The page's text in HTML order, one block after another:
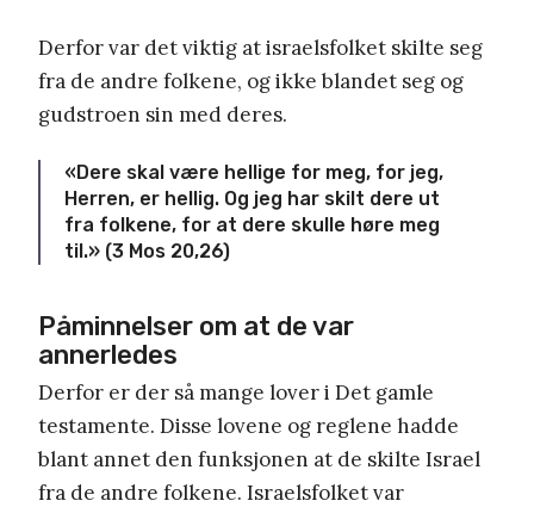
Derfor var det viktig at israelsfolket skilte seg
fra de andre folkene, og ikke blandet seg og
gudstroen sin med deres.
«Dere skal være hellige for meg, for jeg,
Herren, er hellig. Og jeg har skilt dere ut
fra folkene, for at dere skulle høre meg
til.» (3 Mos 20,26)
Påminnelser om at de var
annerledes
Derfor er der så mange lover i Det gamle
testamente. Disse lovene og reglene hadde
blant annet den funksjonen at de skilte Israel
fra de andre folkene. Israelsfolket var